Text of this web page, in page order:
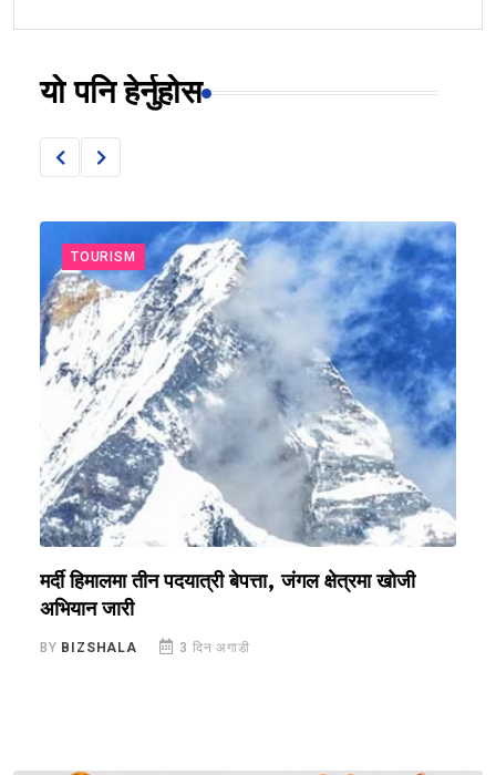
यो पनि हेर्नुहोस
TOURISM
मर्दी हिमालमा तीन पदयात्री बेपत्ता, जंगल क्षेत्रमा खोजी
अभियान जारी
BY BIZSHALA 3 दिन अगाडी